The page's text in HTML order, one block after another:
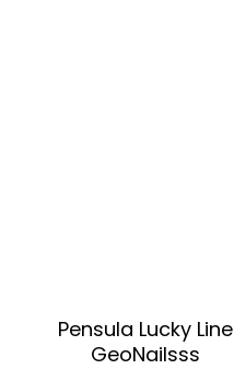
Pensula Lucky Line
GeoNailsss